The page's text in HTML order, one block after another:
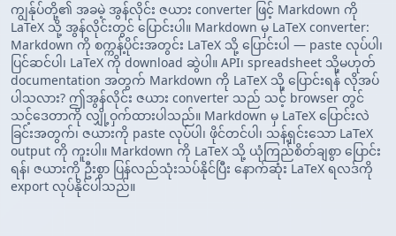
ကျွန်ုပ်တို့၏ အခမဲ့ အွန်လိုင်း ဇယား converter ဖြင့် Markdown ကို
LaTeX သို့ အွန်လိုင်းတွင် ပြောင်းပါ။ Markdown မှ LaTeX converter:
Markdown ကို စက္ကန့်ပိုင်းအတွင်း LaTeX သို့ ပြောင်းပါ — paste လုပ်ပါ၊
ပြင်ဆင်ပါ၊ LaTeX ကို download ဆွဲပါ။ API၊ spreadsheet သို့မဟုတ်
documentation အတွက် Markdown ကို LaTeX သို့ ပြောင်းရန် လိုအပ်
ပါသလား? ဤအွန်လိုင်း ဇယား converter သည် သင့် browser တွင်
သင့်ဒေတာကို လျှို့ဝှက်ထားပါသည်။ Markdown မှ LaTeX ပြောင်းလဲ
ခြင်းအတွက်၊ ဇယားကို paste လုပ်ပါ၊ ဖိုင်တင်ပါ၊ သန့်ရှင်းသော LaTeX
output ကို ကူးပါ။ Markdown ကို LaTeX သို့ ယုံကြည်စိတ်ချစွာ ပြောင်း
ရန်၊ ဇယားကို ဦးစွာ ပြန်လည်သုံးသပ်နိုင်ပြီး နောက်ဆုံး LaTeX ရလဒ်ကို
export လုပ်နိုင်ပါသည်။